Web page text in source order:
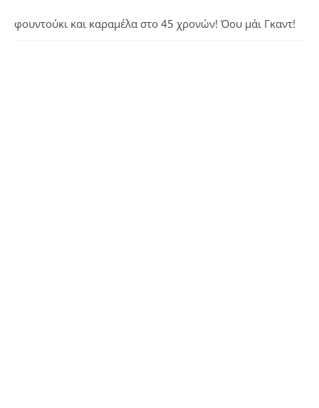
φουντούκι και καραμέλα στο 45 χρονών! Όου μάι Γκαντ!